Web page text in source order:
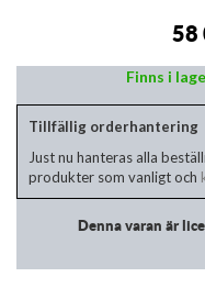
58
Finns i
Tillfällig orderhantering
Just nu hanteras alla
produkter som vanligt och
Denna varan är